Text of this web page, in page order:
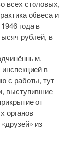
всех столовых,
обвеса и
года в
рублей, в
в
с работы, тут
выступившие
от
органов
из